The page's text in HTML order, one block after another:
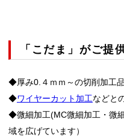
「こだま」がご提
◆厚み0.４ｍｍ～の切削加工
◆ワイヤーカット加工などと
◆微細加工(MC微細加工・微
域を広げています）